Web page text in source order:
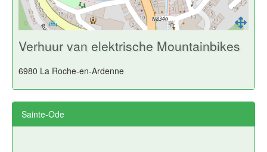
Verhuur van elektrische Mountainbikes
6980 La Roche-en-Ardenne
Sainte-Ode